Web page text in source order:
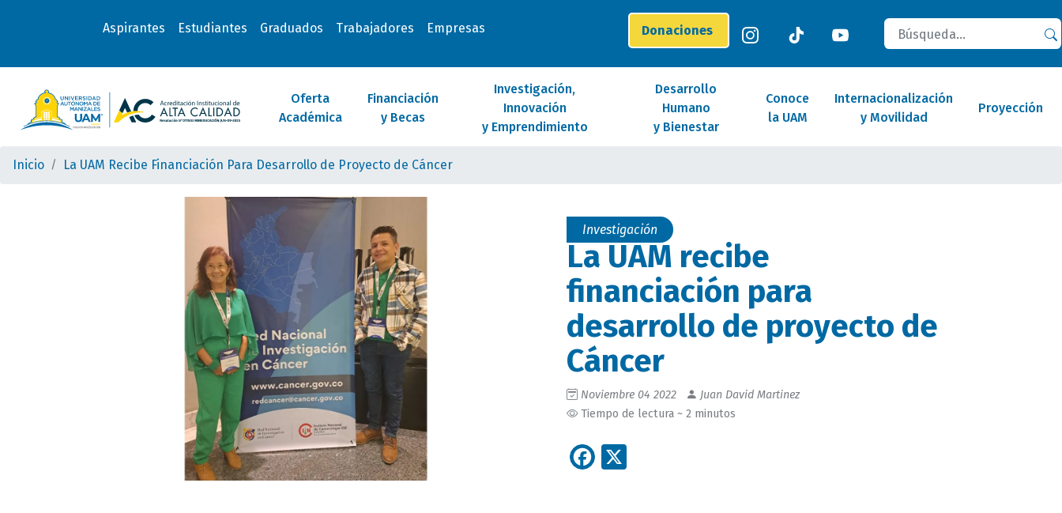
Aspirantes Estudiantes Graduados Trabajadores Empresas Donaciones
Buscar
Oferta
Académica
Financiación
y Becas
Investigación,
Innovación
y Emprendimiento
Desarrollo
Humano
y Bienestar
Conoce
la UAM
Internacionalización
y Movilidad
Proyección
Inicio La UAM Recibe Financiación Para Desarrollo de Proyecto de Cáncer
Investigación
La UAM recibe
financiación para
desarrollo de proyecto de
Cáncer
Noviembre 04 2022
Juan David Martinez
Tiempo de lectura ~ 2 minutos
Facebook